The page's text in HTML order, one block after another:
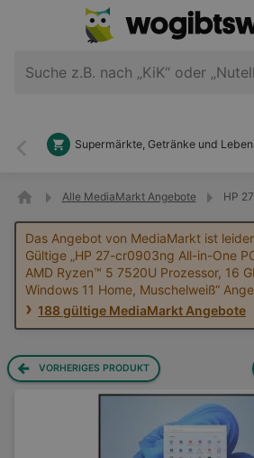
Zurück
Supermärkte, Getränke und
Alle MediaMarkt Angebote HP
Das Angebot von MediaMarkt ist
Gültige „HP 27-cr0903ng All-in-One
AMD Ryzen™ 5 7520U Prozessor, 16
Windows 11 Home, Muschelweiß“
188 gültige MediaMarkt Angebote
VORHERIGES PRODUKT